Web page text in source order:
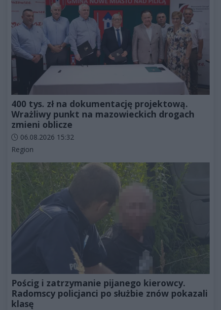
400 tys. zł na dokumentację projektową.
Wrażliwy punkt na mazowieckich drogach
zmieni oblicze
Data dodania artykułu:
06.08.2026 15:32
Kategorie artykułu:
Region
Pościg i zatrzymanie pijanego kierowcy.
Radomscy policjanci po służbie znów pokazali
klasę